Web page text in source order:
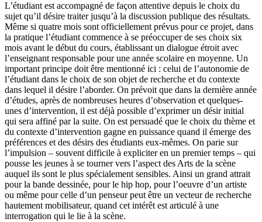
L’étudiant est accompagné de façon attentive depuis le choix du
sujet qu’il désire traiter jusqu’à la discussion publique des résultats.
Même si quatre mois sont officiellement prévus pour ce projet, dans
la pratique l’étudiant commence à se préoccuper de ses choix six
mois avant le début du cours, établissant un dialogue étroit avec
l’enseignant responsable pour une année scolaire en moyenne. Un
important principe doit être mentionné ici : celui de l’autonomie de
l’étudiant dans le choix de son objet de recherche et du contexte
dans lequel il désire l’aborder. On prévoit que dans la dernière année
d’études, après de nombreuses heures d’observation et quelques-
unes d’intervention, il est déjà possible d’exprimer un désir initial
qui sera affiné par la suite. On est persuadé que le choix du thème et
du contexte d’intervention gagne en puissance quand il émerge des
préférences et des désirs des étudiants eux-mêmes. On parie sur
l’impulsion – souvent difficile à expliciter en un premier temps – qui
pousse les jeunes à se tourner vers l’aspect des Arts de la scène
auquel ils sont le plus spécialement sensibles. Ainsi un grand attrait
pour la bande dessinée, pour le hip hop, pour l’oeuvre d’un artiste
ou même pour celle d’un penseur peut être un vecteur de recherche
hautement mobilisateur, quand cet intérêt est articulé à une
interrogation qui le lie à la scène.